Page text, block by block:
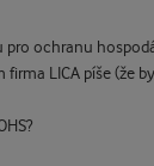
ochranu
LICA píše (že